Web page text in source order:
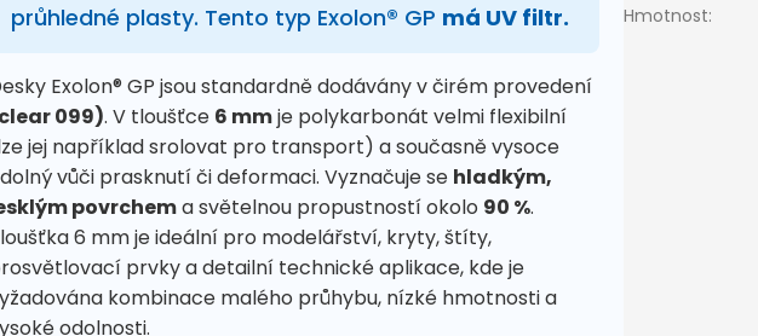
průhledné plasty. Tento typ Exolon® GP má UV filtr.
Exolon® GP jsou standardně dodávány v čirém provedení
099). V tloušťce 6 mmje polykarbonát velmi flexibilní
jej například srolovat pro transport) a současně vysoce
vůči prasknutí či deformaci. Vyznačuje se hladkým,
povrchema světelnou propustností okolo 90 %.
6 mm je ideální pro modelářství, kryty, štíty,
prvky a detailní technické aplikace, kde je
kombinace malého průhybu, nízké hmotnosti a
odolnosti.
Hmotnost: